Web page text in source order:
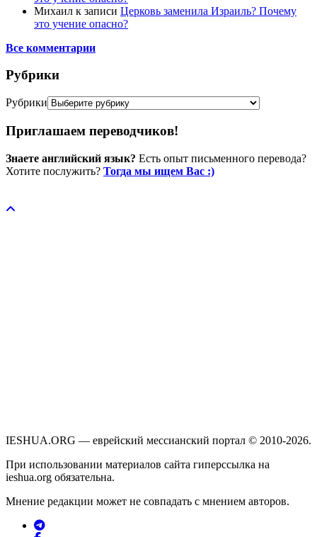
Михаил к записи Церковь заменила Израиль? Почему
это учение опасно?
Все комментарии
Рубрики
Рубрики
Приглашаем переводчиков!
Знаете английский язык? Есть опыт письменного перевода?
Хотите послужить? Тогда мы ищем Вас :)
IESHUA.ORG — еврейский мессианский портал © 2010-2026.
При использовании материалов сайта гиперссылка на
ieshua.org обязательна.
Мнение редакции может не совпадать с мнением авторов.